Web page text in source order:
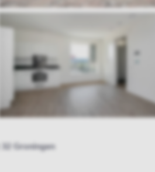
Groningen